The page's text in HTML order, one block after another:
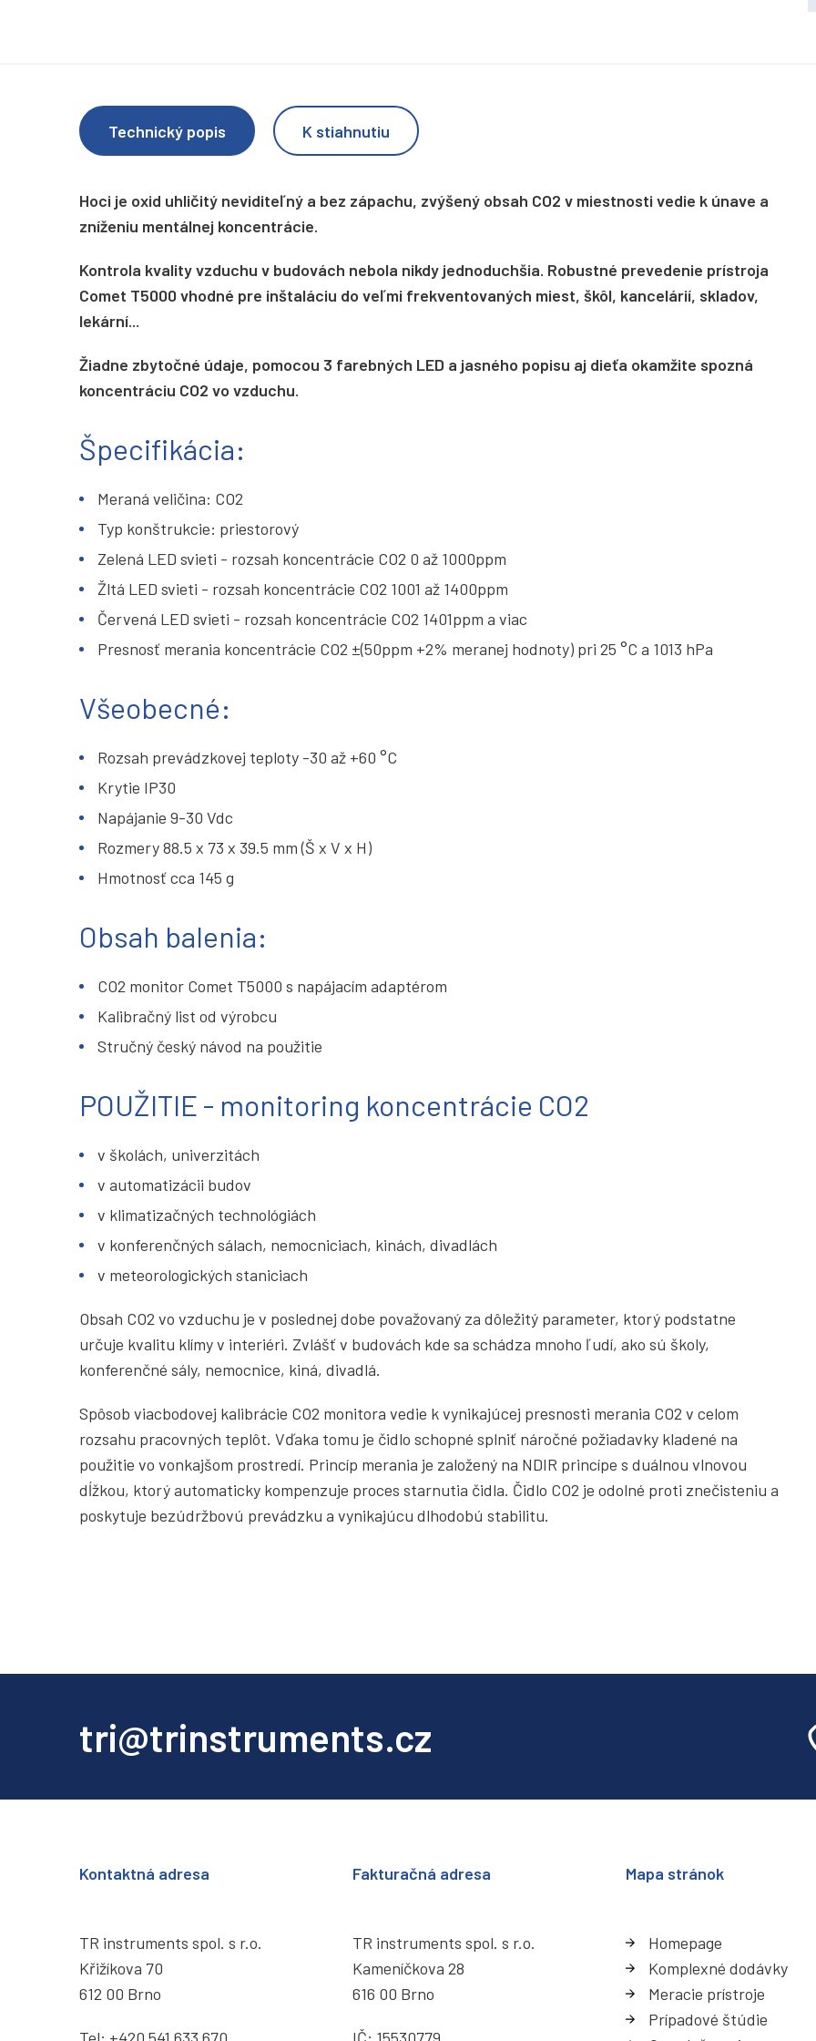
Technický popis K stiahnutiu
Hoci je oxid uhličitý neviditeľný a bez zápachu, zvýšený obsah CO2 v miestnosti vedie k únave a
zníženiu mentálnej koncentrácie.
Kontrola kvality vzduchu v budovách nebola nikdy jednoduchšia. Robustné prevedenie prístroja
Comet T5000 vhodné pre inštaláciu do veľmi frekventovaných miest, škôl, kancelárií, skladov,
lekární...
Žiadne zbytočné údaje, pomocou 3 farebných LED a jasného popisu aj dieťa okamžite spozná
koncentráciu CO2 vo vzduchu.
Špecifikácia:
Meraná veličina: CO2
Typ konštrukcie: priestorový
Zelená LED svieti - rozsah koncentrácie CO2 0 až 1000ppm
Žltá LED svieti - rozsah koncentrácie CO2 1001 až 1400ppm
Červená LED svieti - rozsah koncentrácie CO2 1401ppm a viac
Presnosť merania koncentrácie CO2 ±(50ppm +2% meranej hodnoty) pri 25 °C a 1013 hPa
Všeobecné:
Rozsah prevádzkovej teploty -30 až +60 °C
Krytie IP30
Napájanie 9-30 Vdc
Rozmery 88.5 x 73 x 39.5 mm (Š x V x H)
Hmotnosť cca 145 g
Obsah balenia:
CO2 monitor Comet T5000 s napájacím adaptérom
Kalibračný list od výrobcu
Stručný český návod na použitie
POUŽITIE - monitoring koncentrácie CO2
v školách, univerzitách
v automatizácii budov
v klimatizačných technológiách
v konferenčných sálach, nemocniciach, kinách, divadlách
v meteorologických staniciach
Obsah CO2 vo vzduchu je v poslednej dobe považovaný za dôležitý parameter, ktorý podstatne
určuje kvalitu klímy v interiéri. Zvlášť v budovách kde sa schádza mnoho ľudí, ako sú školy,
konferenčné sály, nemocnice, kiná, divadlá.
Spôsob viacbodovej kalibrácie CO2 monitora vedie k vynikajúcej presnosti merania CO2 v celom
rozsahu pracovných teplôt. Vďaka tomu je čidlo schopné splniť náročné požiadavky kladené na
použitie vo vonkajšom prostredí. Princíp merania je založený na NDIR princípe s duálnou vlnovou
dĺžkou, ktorý automaticky kompenzuje proces starnutia čidla. Čidlo CO2 je odolné proti znečisteniu a
poskytuje bezúdržbovú prevádzku a vynikajúcu dlhodobú stabilitu.
tri@trinstruments.cz
Kontaktná adresa
TR instruments spol. s r.o.
Křižíkova 70
612 00 Brno
Fakturačná adresa
TR instruments spol. s r.o.
Kameníčkova 28
616 00 Brno
Mapa stránok
Homepage
Komplexné dodávky
Meracie prístroje
Prípadové štúdie